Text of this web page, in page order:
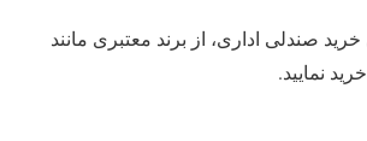
صندلی اداری، از برند معتبری مانند
نمایید.